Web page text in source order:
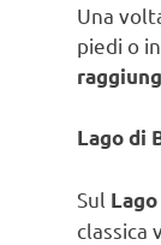
Una
piedi o
Lago di
Sul
classica